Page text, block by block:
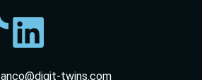
twins.com